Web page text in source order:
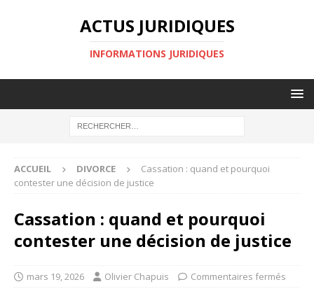
ACTUS JURIDIQUES
INFORMATIONS JURIDIQUES
ACCUEIL DIVORCE
Cassation : quand et pourquoi
contester une décision de justice
Cassation : quand et pourquoi
contester une décision de justice
mars 19, 2026 Olivier Chapuis Commentaires fermés